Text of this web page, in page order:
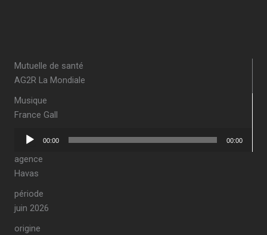
Mutuelle de santé
AG2R La Mondiale
Musique
France Gall
Lecteur
00:00 00:00
agence
Havas
période
juin 2026
origine